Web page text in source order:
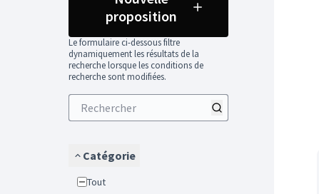
proposition
Le formulaire ci-dessous filtre
dynamiquement les résultats de la
recherche lorsque les conditions de
recherche sont modifiées.
Catégorie
Tout